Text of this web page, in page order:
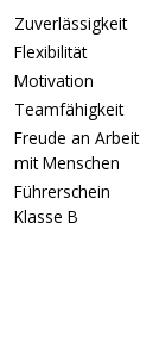
Zuverlässigkeit
Flexibilität
Motivation
Teamfähigkeit
Freude an Arbeit
mit Menschen
Führerschein
Klasse B